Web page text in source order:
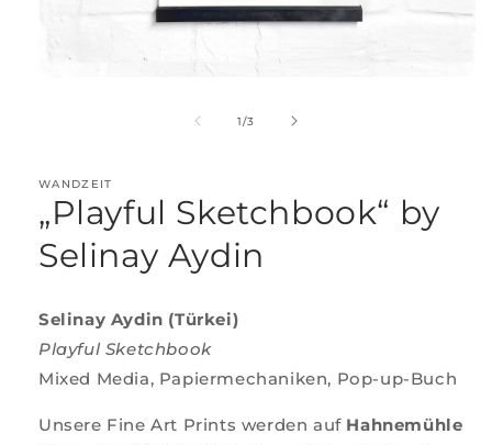
1/von
3
WANDZEIT
„Playful Sketchbook“ by
Selinay Aydin
Selinay Aydin (Türkei)
Playful Sketchbook
Mixed Media, Papiermechaniken, Pop-up-Buch
Unsere Fine Art Prints werden auf Hahnemühle